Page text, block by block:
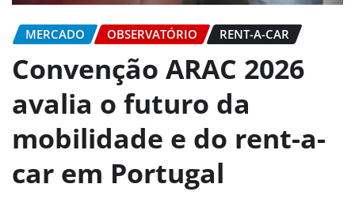
MERCADO OBSERVATÓRIO RENT-A-CAR
Convenção ARAC 2026
avalia o futuro da
mobilidade e do rent-a-
car em Portugal